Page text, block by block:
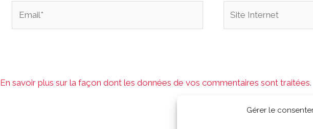
Gérer le
En savoir plus sur la façon dont les données de vos commentaires sont traitées.